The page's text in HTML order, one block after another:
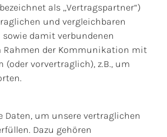
als „Vertragspartner“)
und vergleichbaren
damit verbundenen
Rahmen der Kommunikation mit
(oder vorvertraglich), z.B., um
Daten, um unsere vertraglichen
Dazu gehören